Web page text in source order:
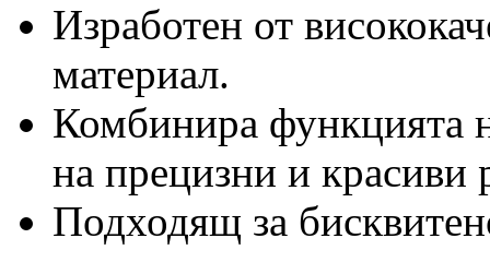
Изработен от
материал.
Комбинира функцията
на прецизни и красиви
Подходящ за